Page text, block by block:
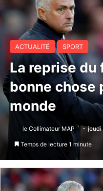
ACTUALITÉ SPORT
La reprise du
bonne chose
monde
le Collimateur MAP jeudi
Temps de lecture 1 minute